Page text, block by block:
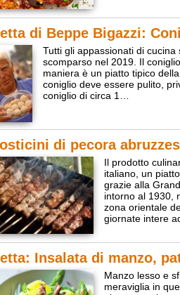
di Beppe Bigazzi:
Tutti gli appassionati di
scomparso nel 2019. Il
maniera è un piatto tipico
coniglio deve essere pulito,
coniglio di circa 1…
di pecora
Il prodotto
italiano, un
grazie alla
intorno al 1930,
zona orientale
giornate intere
Insalata di manzo,
Manzo lesso e
meraviglia in